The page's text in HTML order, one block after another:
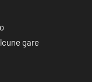
gare